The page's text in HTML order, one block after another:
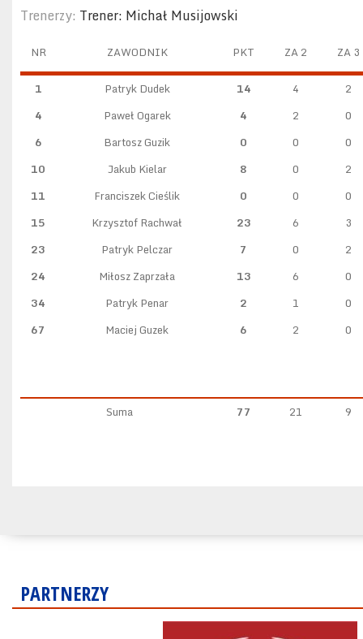
Trenerzy: Trener: Michał Musijowski
NR ZAWODNIK PKT ZA 2 ZA 3
1 Patryk Dudek 14 4
2
4
Paweł Ogarek 4 2
0
6
Bartosz Guzik 0 0
0
10
Jakub Kielar 8 0
2
11
Franciszek Cieślik 0 0
0
15
Krzysztof Rachwał 23 6
3
23
Patryk Pelczar 7 0
2
24
Miłosz Zaprzała 13 6
0
34
Patryk Penar 2 1
0
67
Maciej Guzek 6 2 0
Suma 77 21 9
PARTNERZY